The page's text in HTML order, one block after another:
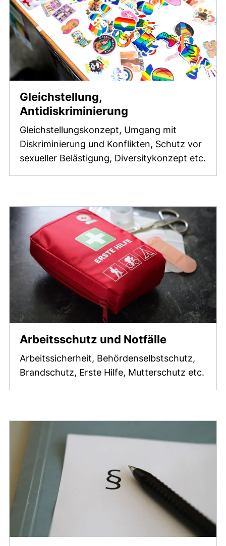
Gleichstellung,
Antidiskriminierung
Gleichstellungskonzept, Umgang mit
Diskriminierung und Konflikten, Schutz vor
sexueller Belästigung, Diversitykonzept etc.
Arbeitsschutz und Notfälle
Arbeitssicherheit, Behördenselbstschutz,
Brandschutz, Erste Hilfe, Mutterschutz etc.